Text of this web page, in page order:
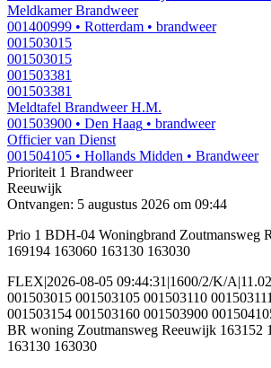
Meldkamer Brandweer
001400999 • Rotterdam • brandweer
001503015
001503015
001503381
001503381
Meldtafel Brandweer H.M.
001503900 • Den Haag • brandweer
Officier van Dienst
001504105 • Hollands Midden • Brandweer
Prioriteit 1 Brandweer
Reeuwijk
Ontvangen: 5 augustus 2026 om 09:44
Prio 1 BDH-04 Woningbrand Zoutmansweg
169194 163060 163130 163030
FLEX|2026-08-05 09:44:31|1600/2/K/
001503015 001503105 001503110
001503154 001503160 001503900
BR woning Zoutmansweg Reeuwijk 163152
163130 163030